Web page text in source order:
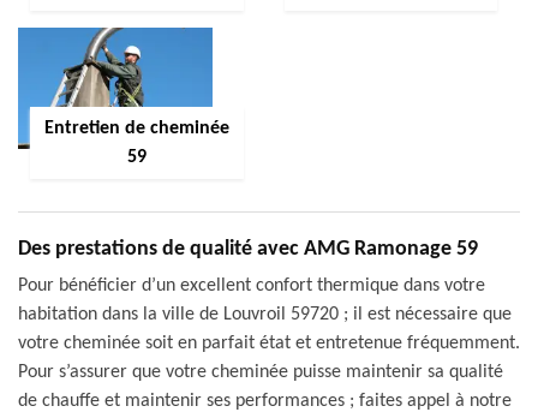
Entretien de cheminée
59
Des prestations de qualité avec AMG Ramonage 59
Pour bénéficier d’un excellent confort thermique dans votre
habitation dans la ville de Louvroil 59720 ; il est nécessaire que
votre cheminée soit en parfait état et entretenue fréquemment.
Pour s’assurer que votre cheminée puisse maintenir sa qualité
de chauffe et maintenir ses performances ; faites appel à notre